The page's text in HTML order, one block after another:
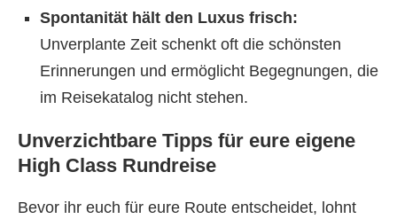
Spontanität hält den Luxus frisch:
Unverplante Zeit schenkt oft die schönsten
Erinnerungen und ermöglicht Begegnungen, die
im Reisekatalog nicht stehen.
Unverzichtbare Tipps für eure eigene
High Class Rundreise
Bevor ihr euch für eure Route entscheidet, lohnt